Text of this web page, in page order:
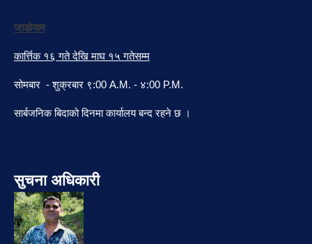
जाडोयाम
कार्त्तिक १६ गते देखि माघ १५ गतेसम्म
सोमबार - शुक्रबार ९:00 A.M. - ४:00 P.M.
सार्बजनिक बिदाको दिनमा कार्यालय बन्द रहने छ ।
सुचना अधिकारी